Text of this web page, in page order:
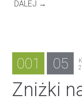
DALEJ →
001 05
Zniżki